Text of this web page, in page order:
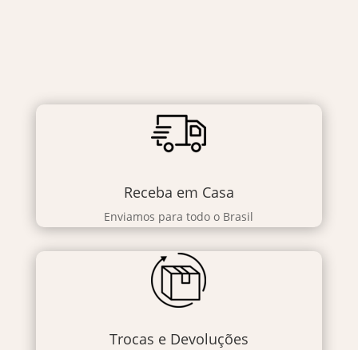
Receba em Casa
Enviamos para todo o Brasil
Trocas e Devoluções